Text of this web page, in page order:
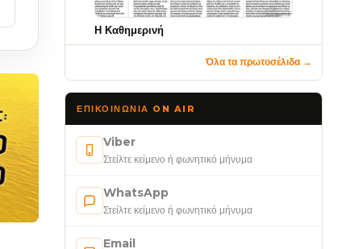
Η Καθημερινή
Όλα τα πρωτοσέλιδα →
ΕΠΙΚΟΙΝΩΝΊΑ ON AIR
Viber
Στείλτε κείμενο ή φωνητικό μήνυμα
WhatsApp
Στείλτε κείμενο ή φωνητικό μήνυμα
Email